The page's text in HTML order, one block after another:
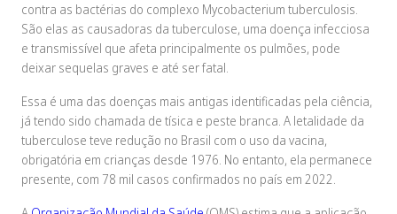
contra as bactérias do complexo Mycobacterium tuberculosis.
São elas as causadoras da tuberculose, uma doença infecciosa
e transmissível que afeta principalmente os pulmões, pode
deixar sequelas graves e até ser fatal.
Essa é uma das doenças mais antigas identificadas pela ciência,
já tendo sido chamada de tísica e peste branca. A letalidade da
tuberculose teve redução no Brasil com o uso da vacina,
obrigatória em crianças desde 1976. No entanto, ela permanece
presente, com 78 mil casos confirmados no país em 2022.